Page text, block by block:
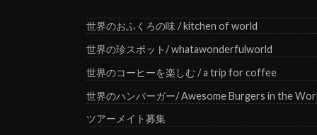
世界のおふくろの味 / kitchen of world
世界の珍スポット/ whatawonderfulworld
世界のコーヒーを楽しむ / a trip for coffee
世界のハンバーガー/ Awesome Burgers in the
ツアーメイト募集